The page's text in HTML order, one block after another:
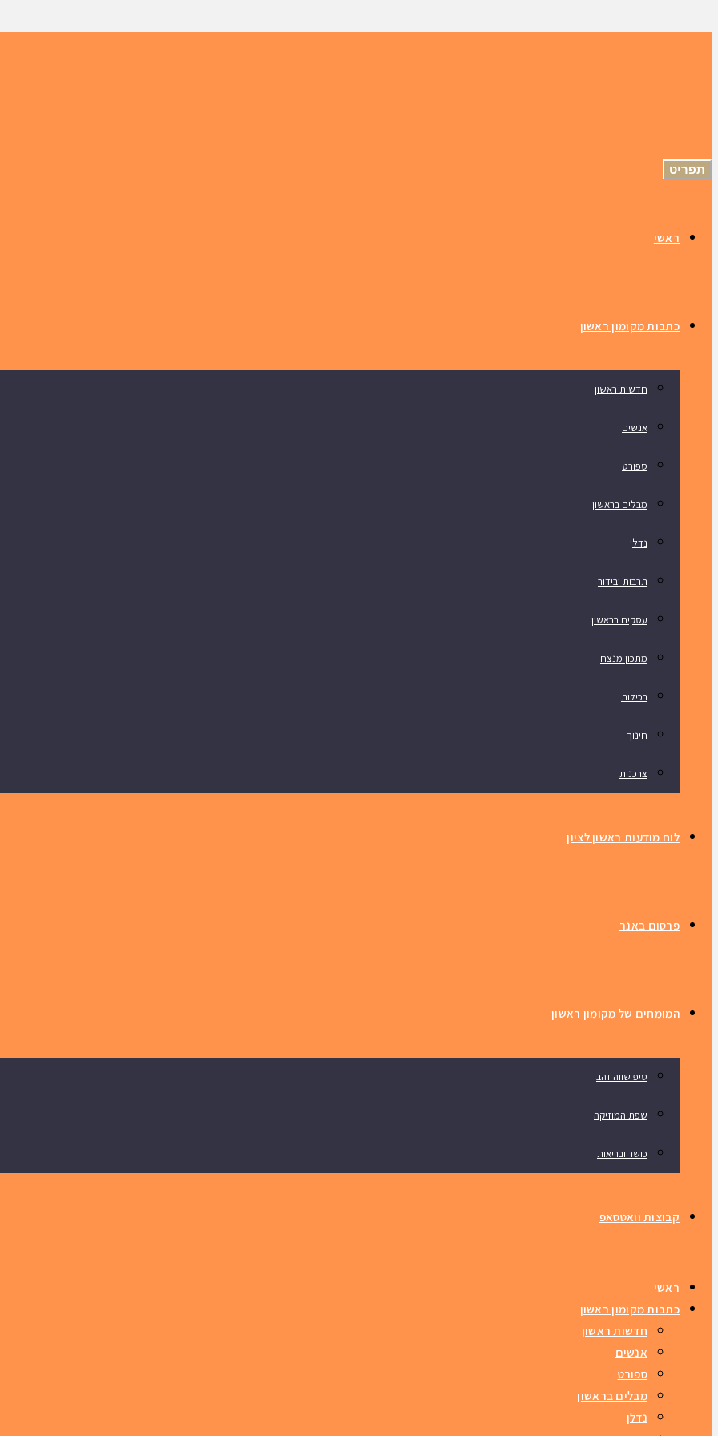
תפריט
ראשי
כתבות מקומון ראשון
חדשות ראשון
אנשים
ספורט
מבלים בראשון
נדלן
תרבות ובידור
עסקים בראשון
מתכון מנצח
רכילות
חינוך
צרכנות
לוח מודעות ראשון לציון
פרסום באנר
המומחים של מקומון ראשון
טיפ שווה זהב
שפת המוזיקה
כושר ובריאות
קבוצות וואטסאפ
ראשי
כתבות מקומון ראשון
חדשות ראשון
אנשים
ספורט
מבלים בראשון
נדלן